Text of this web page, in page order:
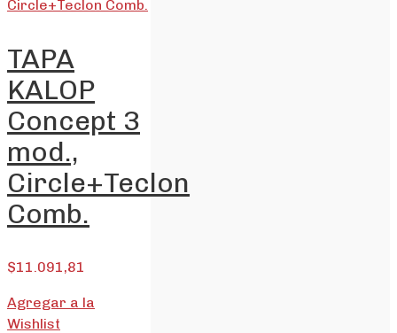
TAPA
KALOP
Concept 3
mod.,
Circle+Teclon
Comb.
$11.091,81
Agregar a la
Wishlist